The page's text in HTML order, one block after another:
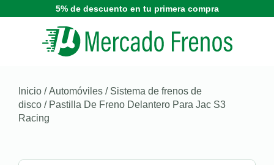
5% de descuento en tu primera compra
Inicio /Automóviles / Sistema de frenos de
disco / Pastilla De Freno Delantero Para Jac S3
Racing